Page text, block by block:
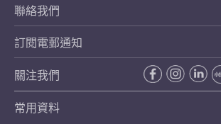
聯絡我們
訂閱電郵通知
關注我們
常用資料